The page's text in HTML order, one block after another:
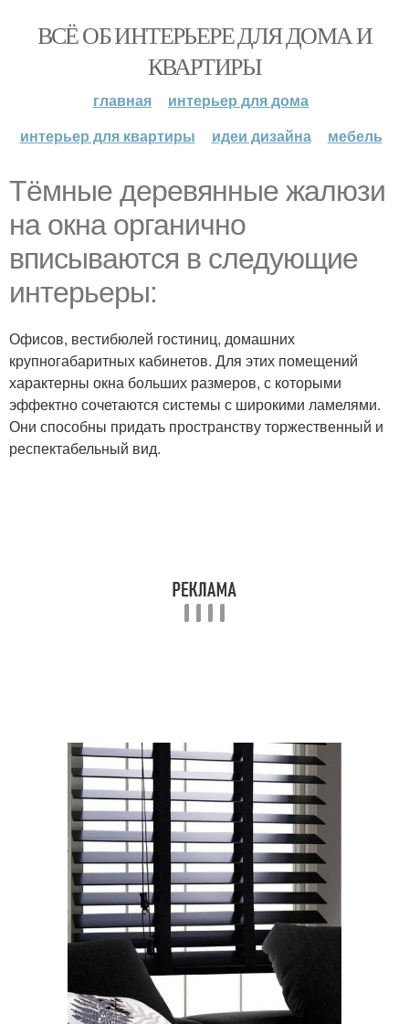
ВСЁ ОБ ИНТЕРЬЕРЕ ДЛЯ ДОМА И
КВАРТИРЫ
главная
интерьер для дома
интерьер для квартиры
идеи дизайна мебель
Тёмные деревянные жалюзи
на окна органично
вписываются в следующие
интерьеры:
Офисов, вестибюлей гостиниц, домашних
крупногабаритных кабинетов. Для этих помещений
характерны окна больших размеров, с которыми
эффектно сочетаются системы с широкими ламелями.
Они способны придать пространству торжественный и
респектабельный вид.